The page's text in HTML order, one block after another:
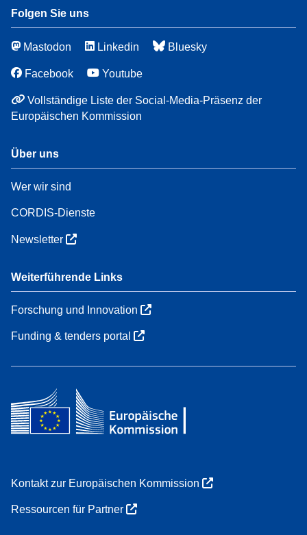
Folgen Sie uns
Mastodon Linkedin Bluesky
Facebook Youtube
Vollständige Liste der Social-Media-Präsenz der
Europäischen Kommission
Über uns
Wer wir sind
CORDIS-Dienste
Newsletter
Weiterführende Links
Forschung und Innovation
Funding & tenders portal
Kontakt zur Europäischen Kommission
Ressourcen für Partner